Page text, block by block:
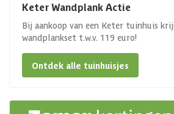
Keter Wandplank Actie
Bij aankoop van een Keter tuinhuis
wandplankset t.w.v. 119 euro!
Ontdek alle tuinhuisjes